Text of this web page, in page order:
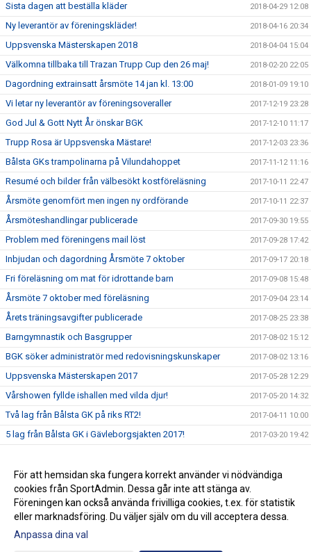
Sista dagen att beställa kläder 2018-04-29 12:08
Ny leverantör av föreningskläder! 2018-04-16 20:34
Uppsvenska Mästerskapen 2018 2018-04-04 15:04
Välkomna tillbaka till Trazan Trupp Cup den 26 maj! 2018-02-20 22:05
Dagordning extrainsatt årsmöte 14 jan kl. 13:00 2018-01-09 19:10
Vi letar ny leverantör av föreningsoveraller 2017-12-19 23:28
God Jul & Gott Nytt År önskar BGK 2017-12-10 11:17
Trupp Rosa är Uppsvenska Mästare! 2017-12-03 23:36
Bålsta GKs trampolinarna på Vilundahoppet 2017-11-12 11:16
Resumé och bilder från välbesökt kostföreläsning 2017-10-11 22:47
Årsmöte genomfört men ingen ny ordförande 2017-10-11 22:37
Årsmöteshandlingar publicerade 2017-09-30 19:55
Problem med föreningens mail löst 2017-09-28 17:42
Inbjudan och dagordning Årsmöte 7 oktober 2017-09-17 20:18
Fri föreläsning om mat för idrottande barn 2017-09-08 15:48
Årsmöte 7 oktober med föreläsning 2017-09-04 23:14
Årets träningsavgifter publicerade 2017-08-25 23:38
Barngymnastik och Basgrupper 2017-08-02 15:12
BGK söker administratör med redovisningskunskaper 2017-08-02 13:16
Uppsvenska Mästerskapen 2017 2017-05-28 12:29
Vårshowen fyllde ishallen med vilda djur! 2017-05-20 14:32
Två lag från Bålsta GK på riks RT2! 2017-04-11 10:00
5 lag från Bålsta GK i Gävleborgsjakten 2017! 2017-03-20 19:42
Vi söker fler ledare! 2017-02-13 17:54
Klubbkollektionen är här! 2017-02-13 17:53
För att hemsidan ska fungera korrekt använder vi nödvändiga
cookies från SportAdmin. Dessa går inte att stänga av.
Föreningen kan också använda frivilliga cookies, t.ex. för statistik
eller marknadsföring. Du väljer själv om du vill acceptera dessa.
Anpassa dina val